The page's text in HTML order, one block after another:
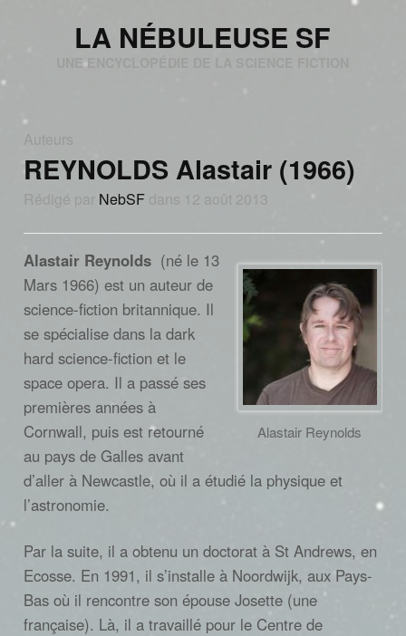
LA NÉBULEUSE SF
UNE ENCYCLOPÉDIE DE LA SCIENCE FICTION
Auteurs
REYNOLDS Alastair (1966)
Rédigé par NebSF dans 12 août 2013
Alastair Reynolds
Alastair Reynolds (né le 13
Mars 1966) est un auteur de
science-fiction britannique. Il
se spécialise dans la dark
hard science-fiction et le
space opera. Il a passé ses
premières années à
Cornwall, puis est retourné
au pays de Galles avant
d’aller à Newcastle, où il a étudié la physique et
l’astronomie.
Par la suite, il a obtenu un doctorat à St Andrews, en
Ecosse. En 1991, il s’installe à Noordwijk, aux Pays-
Bas où il rencontre son épouse Josette (une
française). Là, il a travaillé pour le Centre de